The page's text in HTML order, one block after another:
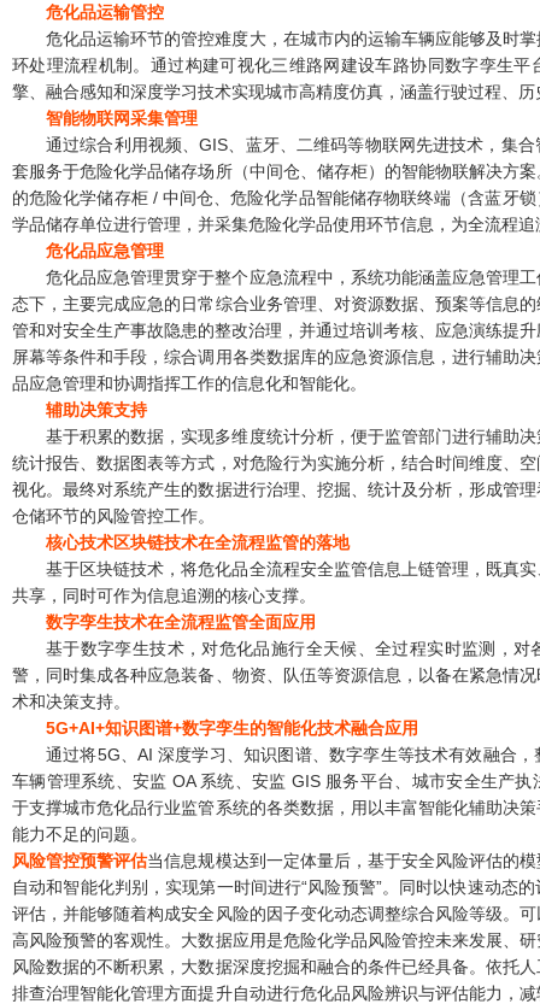
危化品运输管控
危化品运输环节的管控难度大，在城市内的运输车辆应能够及时
环处理流程机制。通过构建可视化三维路网建设车路协同数字孪生
擎、融合感知和深度学习技术实现城市高精度仿真，涵盖行驶过程、
智能物联网采集管理
通过综合利用视频、GIS、蓝牙、二维码等物联网先进技术，集
套服务于危险化学品储存场所（中间仓、储存柜）的智能物联解决方
的危险化学储存柜 / 中间仓、危险化学品智能储存物联终端（含蓝牙
学品储存单位进行管理，并采集危险化学品使用环节信息，为全流程
危化品应急管理
危化品应急管理贯穿于整个应急流程中，系统功能涵盖应急管理
态下，主要完成应急的日常综合业务管理、对资源数据、预案等信息
管和对安全生产事故隐患的整改治理，并通过培训考核、应急演练提
屏幕等条件和手段，综合调用各类数据库的应急资源信息，进行辅助
品应急管理和协调指挥工作的信息化和智能化。
辅助决策支持
基于积累的数据，实现多维度统计分析，便于监管部门进行辅助
统计报告、数据图表等方式，对危险行为实施分析，结合时间维度、
视化。最终对系统产生的数据进行治理、挖掘、统计及分析，形成管
仓储环节的风险管控工作。
核心技术区块链技术在全流程监管的落地
基于区块链技术，将危化品全流程安全监管信息上链管理，既真
共享，同时可作为信息追溯的核心支撑。
数字孪生技术在全流程监管全面应用
基于数字孪生技术，对危化品施行全天候、全过程实时监测，
警，同时集成各种应急装备、物资、队伍等资源信息，以备在紧急情
术和决策支持。
5G+AI+知识图谱+数字孪生的智能化技术融合应用
通过将5G、AI 深度学习、知识图谱、数字孪生等技术有效融合
车辆管理系统、安监 OA 系统、安监 GIS 服务平台、城市安全生产
于支撑城市危化品行业监管系统的各类数据，用以丰富智能化辅助决
能力不足的问题。
风险管控预警评估当信息规模达到一定体量后，基于安全风险评估的
自动和智能化判别，实现第一时间进行“风险预警”。同时以快速动态
评估，并能够随着构成安全风险的因子变化动态调整综合风险等级。
高风险预警的客观性。 大数据应用是危险化学品风险管控未来发展、
风险数据的不断积累，大数据深度挖掘和融合的条件已经具备。依托
排查治理智能化管理方面提升自动进行危化品风险辨识与评估能力，